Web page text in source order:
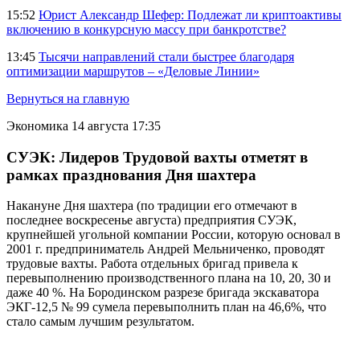
15:52 Юрист Александр Шефер: Подлежат ли криптоактивы
включению в конкурсную массу при банкротстве?
13:45 Тысячи направлений стали быстрее благодаря
оптимизации маршрутов – «Деловые Линии»
Вернуться на главную
Экономика 14 августа 17:35
СУЭК: Лидеров Трудовой вахты отметят в
рамках празднования Дня шахтера
Накануне Дня шахтера (по традиции его отмечают в
последнее воскресенье августа) предприятия СУЭК,
крупнейшей угольной компании России, которую основал в
2001 г. предприниматель Андрей Мельниченко, проводят
трудовые вахты. Работа отдельных бригад привела к
перевыполнению производственного плана на 10, 20, 30 и
даже 40 %. На Бородинском разрезе бригада экскаватора
ЭКГ-12,5 № 99 сумела перевыполнить план на 46,6%, что
стало самым лучшим результатом.